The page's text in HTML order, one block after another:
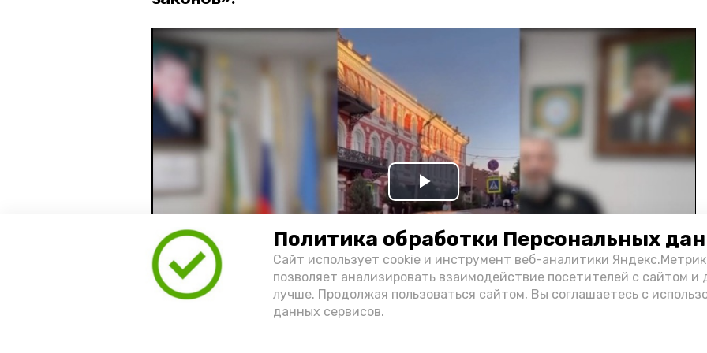
Политика обработки Персональных
Сайт использует cookie и инструмент веб-аналитики
позволяет анализировать взаимодействие посетителей с сайтом и
лучше. Продолжая пользоваться сайтом, Вы соглашаетесь с
данных сервисов.
Play
Video